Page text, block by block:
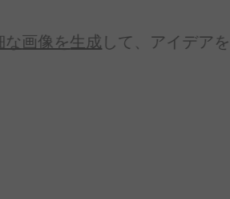
な画像を生成 して、 アイデアを